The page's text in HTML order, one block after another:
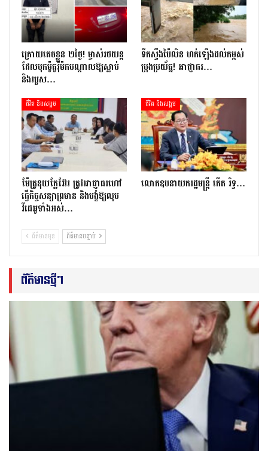
ក្រោយ​គេចខ្លួន ២​ថ្ងៃ​! ម្ចាស់​រថយន្ត​
ដែល​បុក​ម៉ូតូ​រ៉ឺ​ម៉ក​បណ្តាល​ឱ្យ​ស្លាប់
និង​របួស…
ទឹកស្ទឹងប៉ៃលិន ហក់ឡើងដល់កម្ពស់
ប្រុងប្រយ័ត្ន! អាជ្ញាធរ…
ជីវិត និងសង្គម
ម៉ែគ្រូនុយក្លែអ៊ែរ ត្រូវអាជ្ញាធរហៅ
ធ្វើកិច្ចសន្យាព្រមាន និងបង្ខំឱ្យលុប
វីដេអូទាំងអស់…
ជីវិត និងសង្គម
លោកឧបនាយករដ្ឋមន្ត្រី កើត រិទ្ធ…
ព័ត៌មានមុន ព័ត៌មានបន្ទាប់
ព័ត៌មានថ្មីៗ